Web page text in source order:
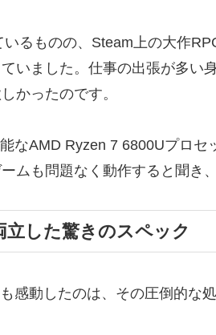
るものの、Steam上の大作
いました。仕事の出張が多い
かったのです。
なAMD Ryzen 7 6800Uプロ
ムも問題なく動作すると聞き
立した驚きのスペック
感動したのは、その圧倒的な処